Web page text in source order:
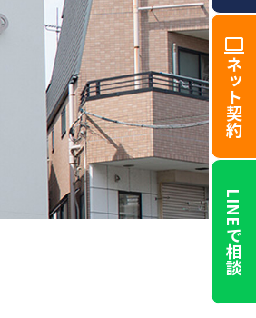
ネット契約
LINEで相談